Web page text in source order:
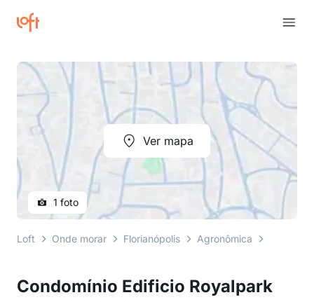
Condomínio Edificio Royalpark
Ver mapa
1 foto
Loft Onde morar Florianópolis Agronômica